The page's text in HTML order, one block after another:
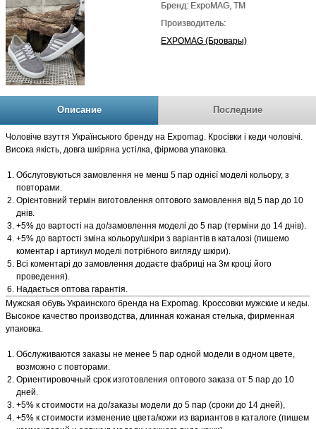
Бренд: ExpoMAG, TM
Производитель:
EXPOMAG (Бровары)
Описание Последние
Чоловіче взуття Українського бренду на Expomag. Кросівки і кеди чоловічі.
Висока якість, довга шкіряна устілка, фірмова упаковка.
Обслуговуються замовлення не менш 5 пар однієї моделі кольору, з
повторами.
Орієнтовний термін виготовлення оптового замовлення від 5 пар до 10
днів.
+5% до вартості на до/замовлення моделі до 5 пар (терміни до 14 днів).
+5% до вартості зміна кольору/шкіри з варіантів в каталозі (пишемо
коментар і артикул моделі потрібного вигляду шкіри).
Всі коментарі до замовлення додаєте фабриці на 3м кроці його
проведення).
Надається оптова гарантія.
Мужская обувь Украинского бренда на Expomag. Кроссовки мужские и кеды.
Высокое качество производства, длинная кожаная стелька, фирменная
упаковка.
Обслуживаются заказы не менее 5 пар одной модели в одном цвете,
возможно с повторами.
Ориентировочный срок изготовления оптового заказа от 5 пар до 10
дней.
+5% к стоимости на до/заказы модели до 5 пар (сроки до 14 дней),
+5% к стоимости изменение цвета/кожи из вариантов в каталоге (пишем